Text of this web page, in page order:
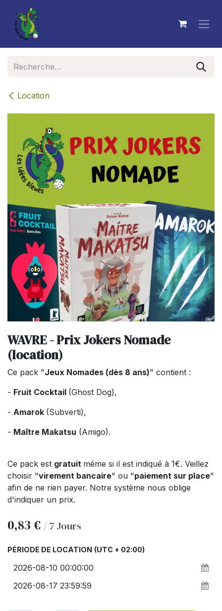
Se rendre au contenu
Location
WAVRE - Prix Jokers Nomade
(location)
Ce pack "Jeux Nomades (dès 8 ans)" contient :
- Fruit Cocktail (Ghost Dog),
- Amarok (Subverti),
- Maître Makatsu (Amigo).
Ce pack est gratuit même si il est indiqué à 1€. Veillez
choisir "virement bancaire" ou "paiement sur place"
afin de ne rien payer. Notre système nous oblige
d'indiquer un prix.
0,83 € /7 Jours
PÉRIODE DE LOCATION (UTC + 02:00)